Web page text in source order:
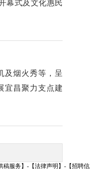
幕式及文化惠民
及烟火秀等，呈
宜昌聚力支点建
稿服务】 - 【法律声明】 - 【招聘信